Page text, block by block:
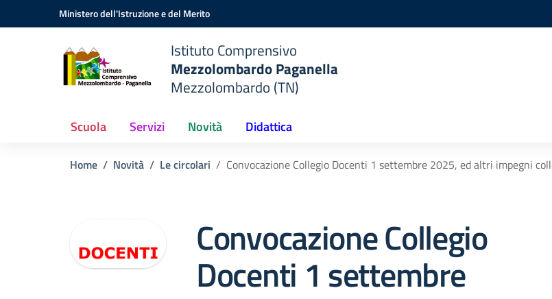
Vai ai contenuti
Vai al menu di navigazioneMinistero dell'Istruzione e del Merito
Istituto Comprensivo
Mezzolombardo Paganella
Mezzolombardo (TN)
Scuola Servizi Novità Didattica
Home Novità Le circolari Convocazione Collegio Docenti 1 settembre 2025, ed altri impegni
Convocazione Collegio
Docenti 1 settembre